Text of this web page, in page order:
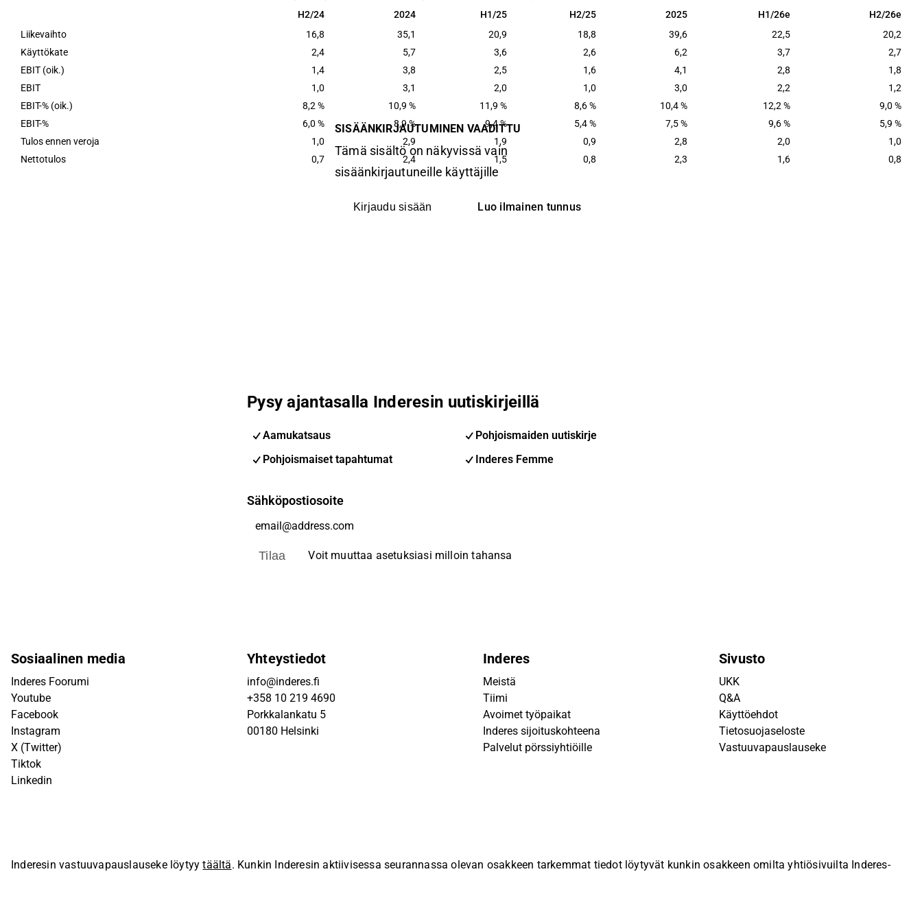
H2/24 2024 H1/25 H2/25 2025 H1/26e H2/26e
H2/24 2024 H1/25 H2/25 2025 H1/26e
H2/26e
Liikevaihto
16,8 35,1 20,9 18,8 39,6 22,5
20,2
Käyttökate
2,4 5,7 3,6 2,6 6,2 3,7
2,7
EBIT (oik.)
1,4 3,8 2,5 1,6 4,1 2,8
1,8
EBIT
1,0 3,1 2,0 1,0 3,0 2,2
1,2
EBIT-% (oik.)
8,2 % 10,9 % 11,9 % 8,6 % 10,4 % 12,2 %
9,0 %
EBIT-%
6,0 % 8,9 % 9,4 % 5,4 % 7,5 % 9,6 %
5,9 %
Tulos ennen veroja
1,0 2,9 1,9 0,9 2,8 2,0
1,0
Nettotulos
0,7 2,4 1,5 0,8 2,3 1,6 0,8
SISÄÄNKIRJAUTUMINEN VAADITTU
Tämä sisältö on näkyvissä vain
sisäänkirjautuneille käyttäjille
Kirjaudu sisään Luo ilmainen tunnus
Pysy ajantasalla Inderesin uutiskirjeillä
Aamukatsaus
Pohjoismaiden uutiskirje
Pohjoismaiset tapahtumat
Inderes Femme
Sähköpostiosoite
Tilaa Voit muuttaa asetuksiasi milloin tahansa
Sosiaalinen media
Inderes Foorumi
Youtube
Facebook
Instagram
X (Twitter)
Tiktok
Linkedin
Yhteystiedot
info@inderes.fi
+358 10 219 4690
Porkkalankatu 5
00180 Helsinki
Inderes
Meistä
Tiimi
Avoimet työpaikat
Inderes sijoituskohteena
Palvelut pörssiyhtiöille
Sivusto
UKK
Q&A
Käyttöehdot
Tietosuojaseloste
Vastuuvapauslauseke
Inderesin vastuuvapauslauseke löytyytäältä. Kunkin Inderesin aktiivisessa seurannassa olevan osakkeen tarkemmat tiedot löytyvät kunkin osakkeen omilta yhtiösivuilta Inderes-